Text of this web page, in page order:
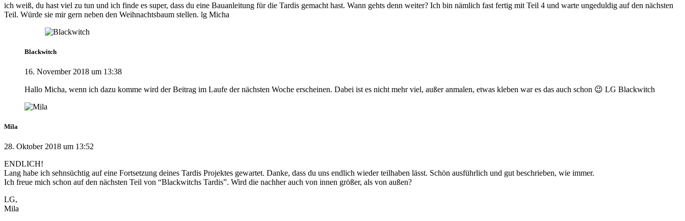
ich weiß, du hast viel zu tun und ich finde es super, dass du eine Bauanleitung für die Tardis gemacht hast. Wann gehts denn weiter? Ich bin nämlich fast fertig mit Teil 4 und warte ungeduldig auf den nächsten
Teil. Würde sie mir gern neben den Weihnachtsbaum stellen. lg Micha
Blackwitch
16. November 2018 um 13:38
Hallo Micha, wenn ich dazu komme wird der Beitrag im Laufe der nächsten Woche erscheinen. Dabei ist es nicht mehr viel, außer anmalen, etwas kleben war es das auch schon 😉 LG Blackwitch
Mila
28. Oktober 2018 um 13:52
ENDLICH!
Lang habe ich sehnsüchtig auf eine Fortsetzung deines Tardis Projektes gewartet. Danke, dass du uns endlich wieder teilhaben lässt. Schön ausführlich und gut beschrieben, wie immer.
Ich freue mich schon auf den nächsten Teil von “Blackwitchs Tardis”. Wird die nachher auch von innen größer, als von außen?
LG,
Mila